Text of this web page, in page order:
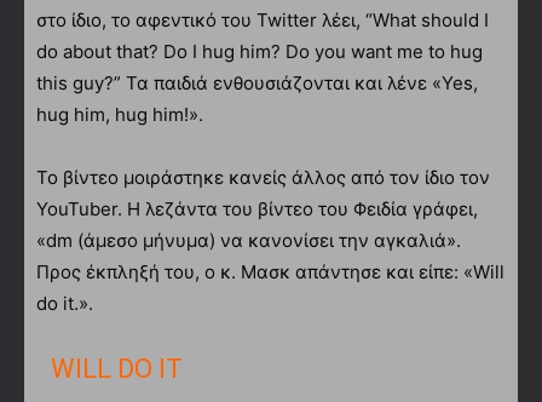
στο ίδιο, το αφεντικό του Twitter λέει, “What should I
do about that? Do I hug him? Do you want me to hug
this guy?” Τα παιδιά ενθουσιάζονται και λένε «Yes,
hug him, hug him!».
Το βίντεο μοιράστηκε κανείς άλλος από τον ίδιο τον
YouTuber. Η λεζάντα του βίντεο του Φειδία γράφει,
«dm (άμεσο μήνυμα) να κανονίσει την αγκαλιά».
Προς έκπληξή του, ο κ. Μασκ απάντησε και είπε: «Will
do it.».
WILL DO IT